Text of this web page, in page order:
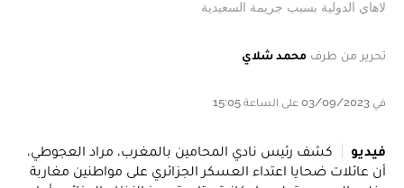
لاهاي الدولية بسبب جريمة السعيدية
تحرير من طرف محمد شلاي
في 03/09/2023 على الساعة 15:05
فيديو
كشف رئيس نادي المحامين بالمغرب، مراد العجوطي،
أن عائلات ضحايا اعتداء العسكر الجزائري على مواطنين مغاربة